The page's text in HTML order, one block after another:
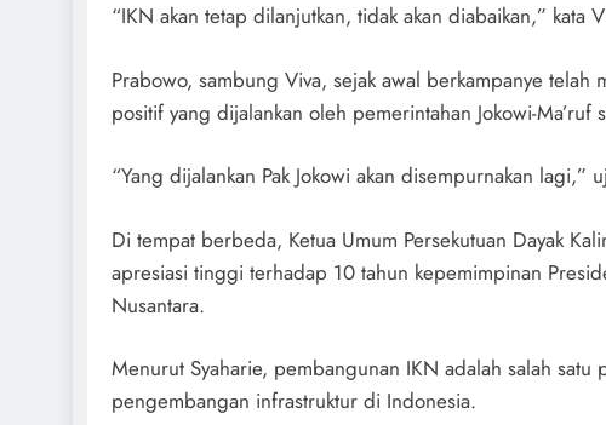
“IKN akan tetap dilanjutkan, tidak akan diabaikan,” kata
Prabowo, sambung Viva, sejak awal berkampanye
positif yang dijalankan oleh pemerintahan Jokowi-
“Yang dijalankan Pak Jokowi akan disempurnakan lagi,”
Di tempat berbeda, Ketua Umum Persekutuan Dayak
apresiasi tinggi terhadap 10 tahun kepemimpinan
Nusantara.
Menurut Syaharie, pembangunan IKN adalah salah
pengembangan infrastruktur di Indonesia.